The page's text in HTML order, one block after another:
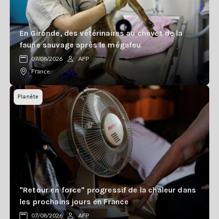
En Gironde, des vétérinaires au chevet de la
faune sauvage après le mégafeu
07/08/2026
AFP
France
Planète
"Retour en force" progressif de la chaleur dans
les prochains jours en France
07/08/2026
AFP